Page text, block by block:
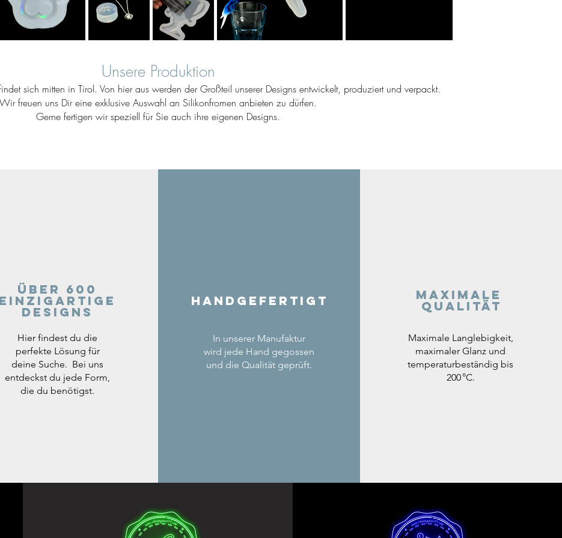
Unsere Produktion
sich mitten in Tirol. Von hier aus werden der Großteil unserer Designs entwickelt, produziert und verpackt.
Wir freuen uns Dir eine exklusive Auswahl an Silikonfromen anbieten zu dürfen.
Gerne fertigen wir speziell für Sie auch ihre eigenen Designs.
Über 600
einzigartige
Designs
Hier findest du die
perfekte Lösung für
deine Suche. Bei uns
entdeckst du jede Form,
die du benötigst.
Handgefertigt
In unserer Manufaktur
wird jede Hand gegossen
und die Qualität geprüft.
Maximale
Qualität
Maximale Langlebigkeit,
maximaler Glanz und
temperaturbeständig bis
200 °C.